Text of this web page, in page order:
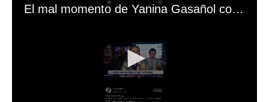
El mal momento de Yanina Gasañol con un hincha argentino en "Subrayado"